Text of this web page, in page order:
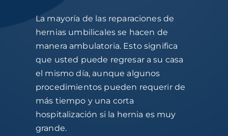
La mayoría de las reparaciones de
hernias umbilicales se hacen de
manera ambulatoria. Esto significa
que usted puede regresar a su casa
el mismo día, aunque algunos
procedimientos pueden requerir de
más tiempo y una corta
hospitalización si la hernia es muy
grande.